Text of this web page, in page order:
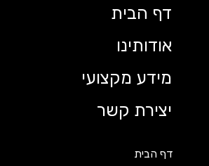
דף הבית
אודותינו
מידע מקצועי
יצירת קשר
דף הבית